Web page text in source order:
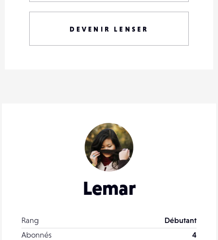
Lemar
Rang
Débutant
Abonnés
4
DEVENIR LENSER